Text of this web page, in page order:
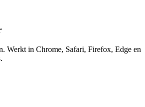
Werkt in Chrome, Safari, Firefox, Edge en